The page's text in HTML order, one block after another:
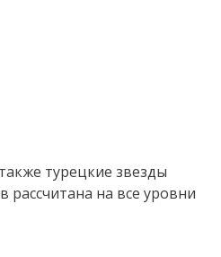
турецкие звезды
рассчитана на все уровни